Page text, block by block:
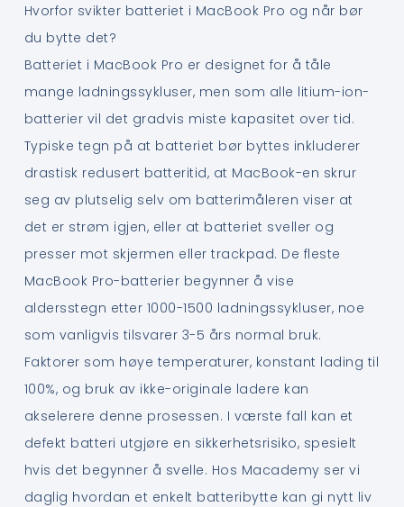
Hvorfor svikter batteriet i MacBook Pro og når bør
du bytte det?
Batteriet i MacBook Pro er designet for å tåle
mange ladningssykluser, men som alle litium-ion-
batterier vil det gradvis miste kapasitet over tid.
Typiske tegn på at batteriet bør byttes inkluderer
drastisk redusert batteritid, at MacBook-en skrur
seg av plutselig selv om batterimåleren viser at
det er strøm igjen, eller at batteriet sveller og
presser mot skjermen eller trackpad. De fleste
MacBook Pro-batterier begynner å vise
aldersstegn etter 1000-1500 ladningssykluser, noe
som vanligvis tilsvarer 3-5 års normal bruk.
Faktorer som høye temperaturer, konstant lading til
100%, og bruk av ikke-originale ladere kan
akselerere denne prosessen. I værste fall kan et
defekt batteri utgjøre en sikkerhetsrisiko, spesielt
hvis det begynner å svelle. Hos Macademy ser vi
daglig hvordan et enkelt batteribytte kan gi nytt liv